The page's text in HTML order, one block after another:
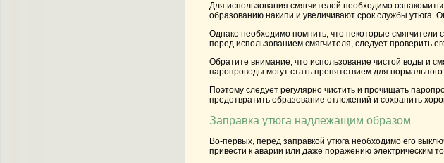
Для использования смягчителей необходимо
образованию накипи и увеличивают срок службы утюга.
Однако необходимо помнить, что некоторые смягчители
перед использованием смягчителя, следует проверить
Обратите внимание, что использование чистой воды и
паропроводы могут стать препятствием для
Поэтому следует регулярно чистить и прочищать
предотвратить образование отложений и сохранить
Заправка утюга надлежащим образом
Во-первых, перед заправкой утюга необходимо его
привести к аварии или даже поражению электрическим